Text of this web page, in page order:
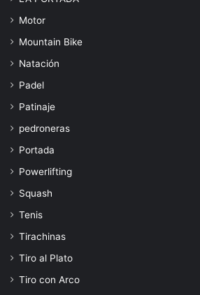
Motor
Mountain Bike
Natación
Padel
Patinaje
pedroneras
Portada
Powerlifting
Squash
Tenis
Tirachinas
Tiro al Plato
Tiro con Arco